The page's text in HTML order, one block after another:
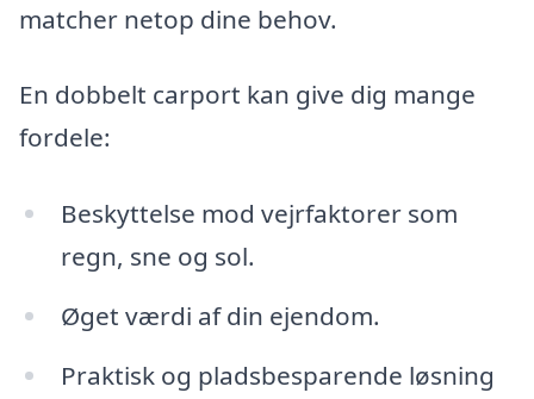
matcher netop dine behov.
En dobbelt carport kan give dig mange
fordele:
Beskyttelse mod vejrfaktorer som
regn, sne og sol.
Øget værdi af din ejendom.
Praktisk og pladsbesparende løsning